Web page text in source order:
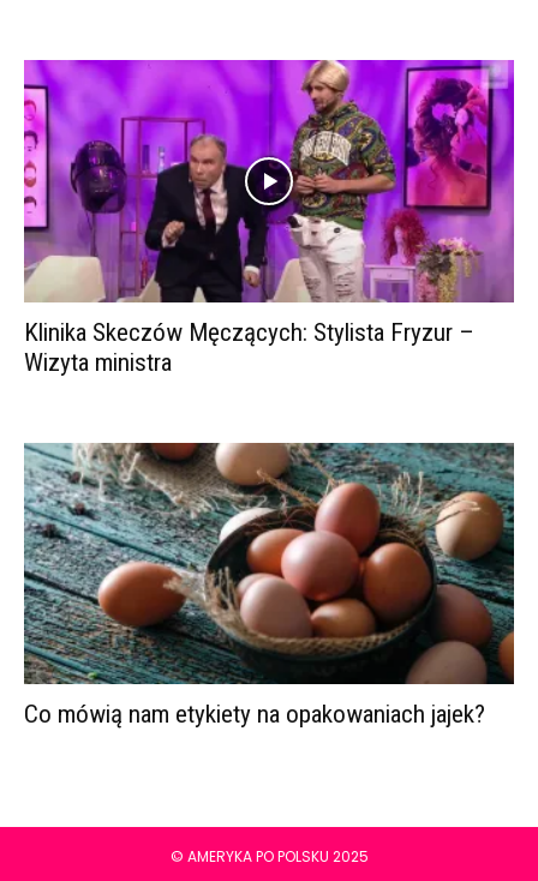
Klinika Skeczów Męczących: Stylista Fryzur –
Wizyta ministra
Co mówią nam etykiety na opakowaniach jajek?
© AMERYKA PO POLSKU 2025